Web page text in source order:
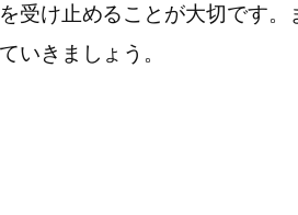
受け止めることが大切です
いきましょう。